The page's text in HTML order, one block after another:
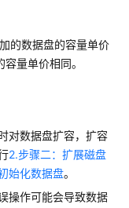
的数据盘的容量单价
量单价相同。
对数据盘扩容，扩容
2.步骤二：扩展磁盘
始化数据盘。
操作可能会导致数据